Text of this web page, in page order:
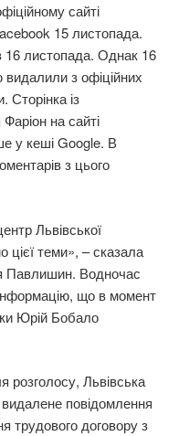
сайті
15 листопада.
16 листопада. Однак 16
з офіційних
Сторінка із
на сайті
у кеші Google. В
з цього
Львівської
цієї теми», – сказала
Павлишин. Водночас
що в момент
Юрій Бобало
розголосу, Львівська
повідомлення
трудового договору з